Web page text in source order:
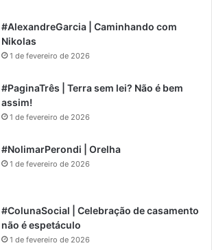
#AlexandreGarcia | Caminhando com
Nikolas
1 de fevereiro de 2026
#PaginaTrês | Terra sem lei? Não é bem
assim!
1 de fevereiro de 2026
#NolimarPerondi | Orelha
1 de fevereiro de 2026
#ColunaSocial | Celebração de casamento
não é espetáculo
1 de fevereiro de 2026